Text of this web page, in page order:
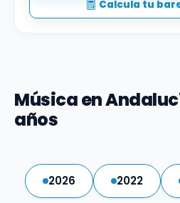
Calcula tu
Música en
años
2026 2022